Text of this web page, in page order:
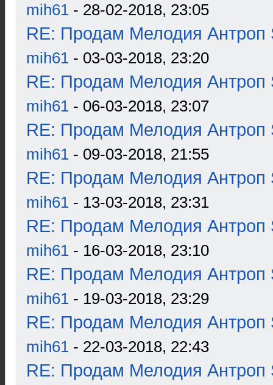
mih61 - 28-02-2018, 23:05
RE: Продам Мелодия Антроп
mih61 - 03-03-2018, 23:20
RE: Продам Мелодия Антроп
mih61 - 06-03-2018, 23:07
RE: Продам Мелодия Антроп
mih61 - 09-03-2018, 21:55
RE: Продам Мелодия Антроп
mih61 - 13-03-2018, 23:31
RE: Продам Мелодия Антроп
mih61 - 16-03-2018, 23:10
RE: Продам Мелодия Антроп
mih61 - 19-03-2018, 23:29
RE: Продам Мелодия Антроп
mih61 - 22-03-2018, 22:43
RE: Продам Мелодия Антроп